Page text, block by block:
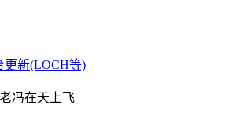
更新(LOCH等)
冯在天上飞